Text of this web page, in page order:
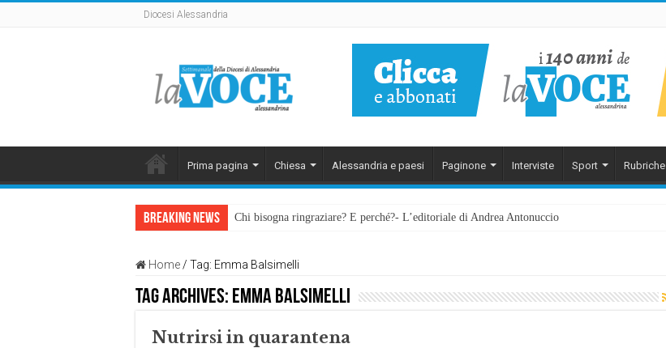
Diocesi Alessandria
Prima pagina Chiesa Alessandria e paesi Paginone Interviste Sport Rubriche
Breaking News Chi bisogna ringraziare? E perché?- L’editoriale di Andrea Antonuccio
Home / Tag: Emma Balsimelli
Tag Archives: Emma Balsimelli
Nutrirsi in quarantena